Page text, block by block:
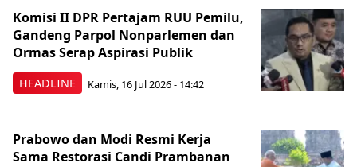
HEADLINE
Komisi II DPR Pertajam RUU Pemilu,
Gandeng Parpol Nonparlemen dan
Ormas Serap Aspirasi Publik
Kamis, 16 Jul 2026 - 14:42
Prabowo dan Modi Resmi Kerja
Sama Restorasi Candi Prambanan